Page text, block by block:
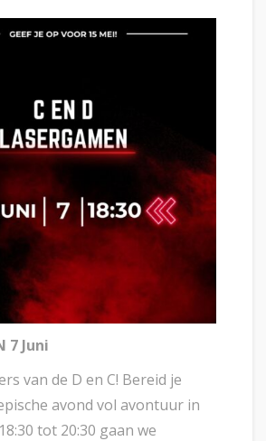
7 Juni
van de D en C! Bereid je
avond vol avontuur in
tot 20:30 gaan we